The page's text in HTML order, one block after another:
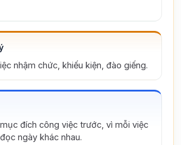
nhậm chức, khiếu kiện, đào giếng.
đích công việc trước, vì mỗi việc
ngày khác nhau.